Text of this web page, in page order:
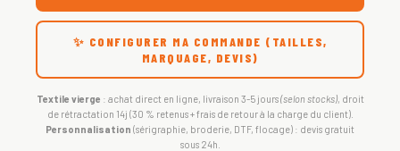
✨ CONFIGURER MA COMMANDE (TAILLES,
MARQUAGE, DEVIS)
Textile vierge : achat direct en ligne, livraison 3-5 jours(selon stocks), droit
de rétractation 14j (30 % retenus + frais de retour à la charge du client).
Personnalisation (sérigraphie, broderie, DTF, flocage) : devis gratuit
sous 24h.